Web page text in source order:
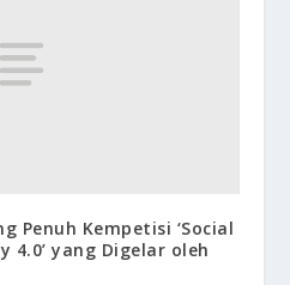
Penuh Kempetisi ‘Social
4.0’ yang Digelar oleh